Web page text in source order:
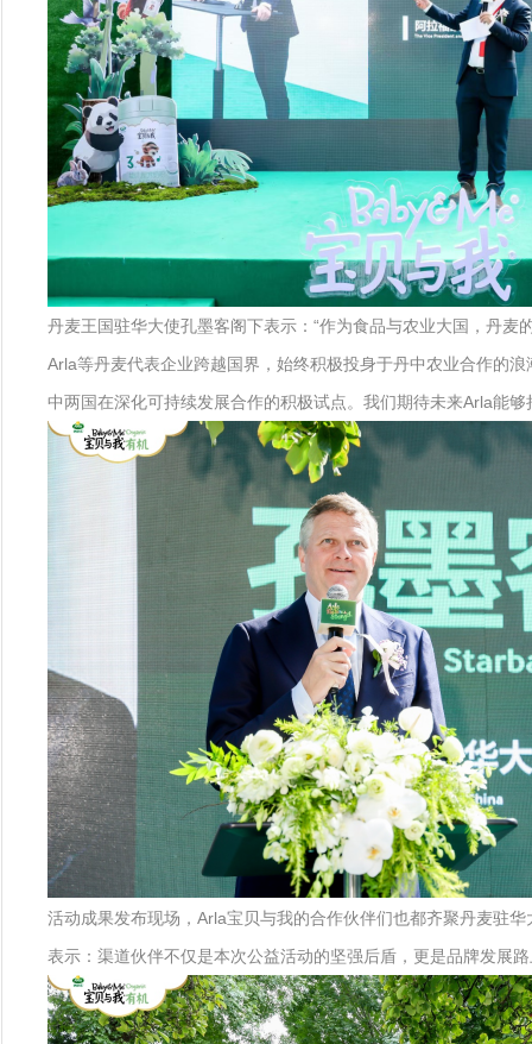
丹麦王国驻华大使孔墨客阁下表示：“作为食品与农业大国，丹
Arla等丹麦代表企业跨越国界，始终积极投身于丹中农业合作的
中两国在深化可持续发展合作的积极试点。我们期待未来Arla能
活动成果发布现场，Arla宝贝与我的合作伙伴们也都齐聚丹麦驻
表示：渠道伙伴不仅是本次公益活动的坚强后盾，更是品牌发展